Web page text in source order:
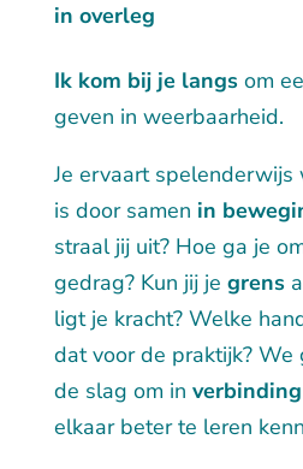
in overleg
Ik kom bij je langsom
geven in weerbaarheid.
Je ervaart spelenderwijs
is door samen in
straal jij uit? Hoe ga je
gedrag? Kun jij je grens
ligt je kracht? Welke
dat voor de praktijk? We
de slag om in verbinding
elkaar beter te leren